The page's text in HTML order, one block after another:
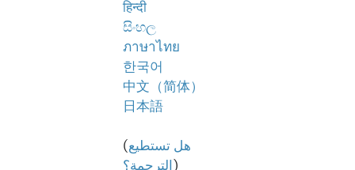
हिन्दी
සිංහල
ภาษาไทย
한국어
中文（简体）
日本語
(هل تستطيع
الترجمة؟)